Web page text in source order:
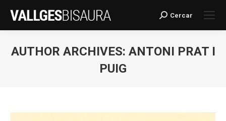
Search:
Cercar
AUTHOR ARCHIVES: ANTONI PRAT I
PUIG